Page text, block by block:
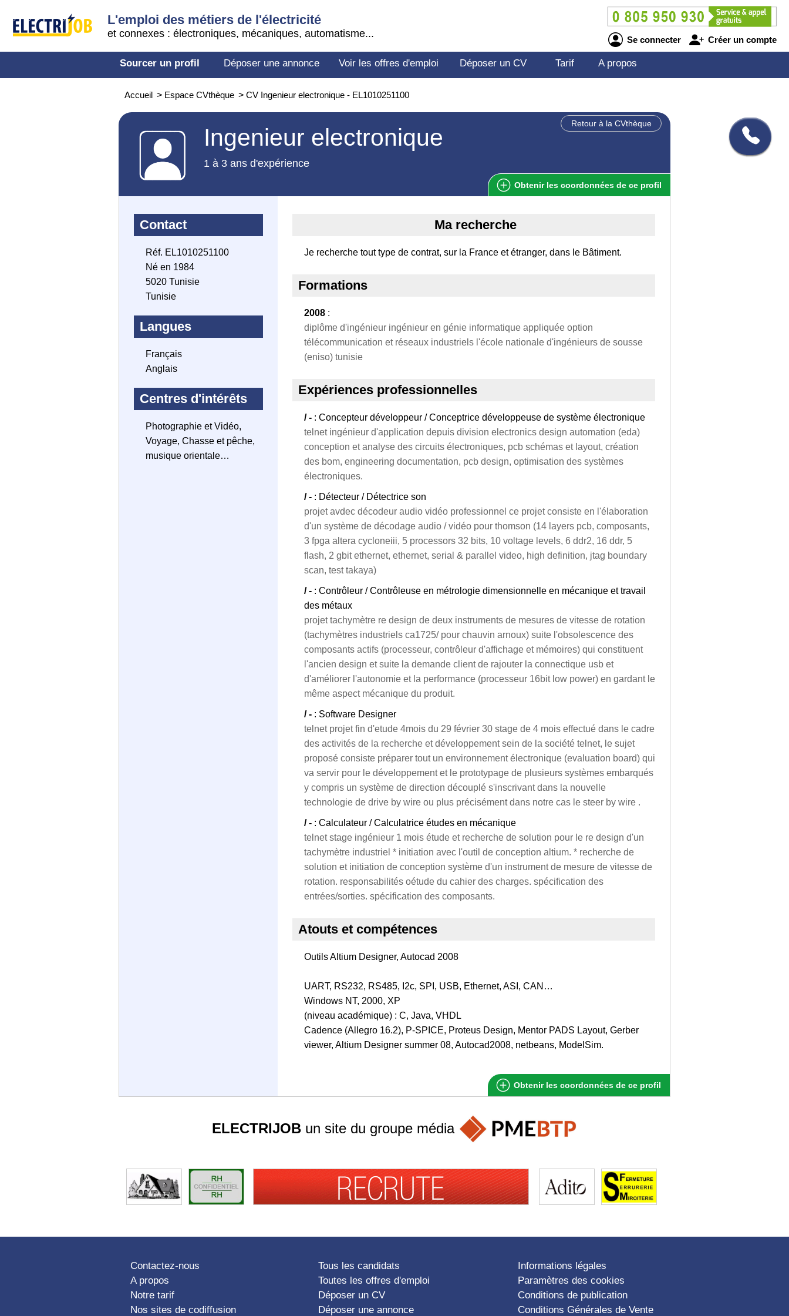
L'emploi des métiers de l'électricité
et connexes : électroniques, mécaniques, automatisme...
Se connecter Créer un compte
Sourcer un profil Déposer une annonce Voir les offres d'emploi Déposer un CV Tarif A propos
Accueil > Espace CVthèque > CV Ingenieur electronique - EL1010251100
Retour à la CVthèque
Ingenieur electronique
1 à 3 ans d'expérience
Obtenir les coordonnées de ce profil
Contact
Réf. EL1010251100
Né en 1984
5020 Tunisie
Tunisie
Langues
Français
Anglais
Centres d'intérêts
Photographie et Vidéo,
Voyage, Chasse et pêche,
musique orientale…
Ma recherche
Je recherche tout type de contrat, sur la France et étranger, dans le Bâtiment.
Formations
2008 :
diplôme d'ingénieur ingénieur en génie informatique appliquée option
télécommunication et réseaux industriels l'école nationale d'ingénieurs de sousse
(eniso) tunisie
Expériences professionnelles
/ - : Concepteur développeur / Conceptrice développeuse de système électronique
telnet ingénieur d'application depuis division electronics design automation (eda)
conception et analyse des circuits électroniques, pcb schémas et layout, création
des bom, engineering documentation, pcb design, optimisation des systèmes
électroniques.
/ - : Détecteur / Détectrice son
projet avdec décodeur audio vidéo professionnel ce projet consiste en l'élaboration
d'un système de décodage audio / vidéo pour thomson (14 layers pcb, composants,
3 fpga altera cycloneiii, 5 processors 32 bits, 10 voltage levels, 6 ddr2, 16 ddr, 5
flash, 2 gbit ethernet, ethernet, serial & parallel video, high definition, jtag boundary
scan, test takaya)
/ - : Contrôleur / Contrôleuse en métrologie dimensionnelle en mécanique et travail
des métaux
projet tachymètre re design de deux instruments de mesures de vitesse de rotation
(tachymètres industriels ca1725/ pour chauvin arnoux) suite l'obsolescence des
composants actifs (processeur, contrôleur d'affichage et mémoires) qui constituent
l'ancien design et suite la demande client de rajouter la connectique usb et
d'améliorer l'autonomie et la performance (processeur 16bit low power) en gardant le
même aspect mécanique du produit.
/ - : Software Designer
telnet projet fin d'etude 4mois du 29 février 30 stage de 4 mois effectué dans le cadre
des activités de la recherche et développement sein de la société telnet, le sujet
proposé consiste préparer tout un environnement électronique (evaluation board) qui
va servir pour le développement et le prototypage de plusieurs systèmes embarqués
y compris un système de direction découplé s'inscrivant dans la nouvelle
technologie de drive by wire ou plus précisément dans notre cas le steer by wire .
/ - : Calculateur / Calculatrice études en mécanique
telnet stage ingénieur 1 mois étude et recherche de solution pour le re design d'un
tachymètre industriel * initiation avec l'outil de conception altium. * recherche de
solution et initiation de conception système d'un instrument de mesure de vitesse de
rotation. responsabilités oétude du cahier des charges. spécification des
entrées/sorties. spécification des composants.
Atouts et compétences
Outils Altium Designer, Autocad 2008
UART, RS232, RS485, I2c, SPI, USB, Ethernet, ASI, CAN…
Windows NT, 2000, XP
(niveau académique) : C, Java, VHDL
Cadence (Allegro 16.2), P-SPICE, Proteus Design, Mentor PADS Layout, Gerber
viewer, Altium Designer summer 08, Autocad2008, netbeans, ModelSim.
Obtenir les coordonnées de ce profil
ELECTRIJOBun site du groupe média
Contactez-nous
A propos
Notre tarif
Nos sites de codiffusion
Tous les candidats
Toutes les offres d'emploi
Déposer un CV
Déposer une annonce
Informations légales
Paramètres des cookies
Conditions de publication
Conditions Générales de Vente